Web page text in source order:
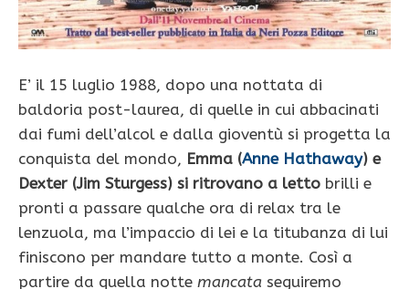
E’ il 15 luglio 1988, dopo una nottata di
baldoria post-laurea, di quelle in cui abbacinati
dai fumi dell’alcol e dalla gioventù si progetta la
conquista del mondo, Emma (Anne Hathaway) e
Dexter (Jim Sturgess) si ritrovano a letto brilli e
pronti a passare qualche ora di relax tra le
lenzuola, ma l’impaccio di lei e la titubanza di lui
finiscono per mandare tutto a monte. Così a
partire da quella notte mancata seguiremo